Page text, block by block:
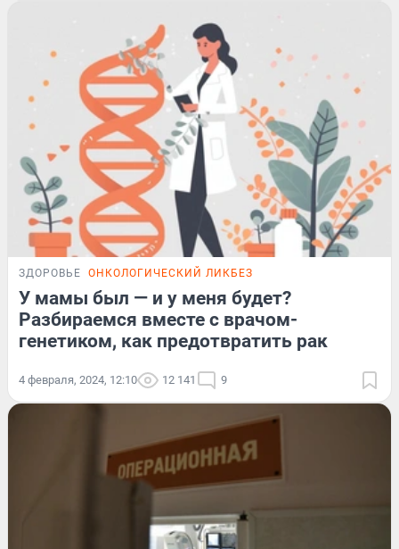
ЗДОРОВЬЕ ОНКОЛОГИЧЕСКИЙ ЛИКБЕЗ
У мамы был — и у меня будет?
Разбираемся вместе с врачом-
генетиком, как предотвратить рак
4 февраля, 2024, 12:10 12 141 9